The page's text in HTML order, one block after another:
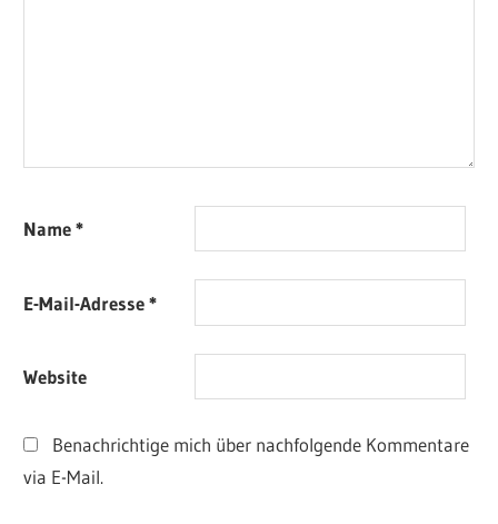
Name*
E-Mail-Adresse*
Website
Benachrichtige mich über nachfolgende Kommentare
via E-Mail.